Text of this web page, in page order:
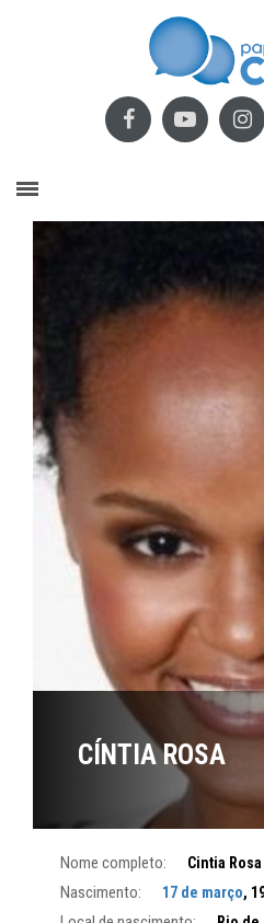
CÍNTIA ROSA
Nome completo: Cintia Rosa
Nascimento: 17 de março,